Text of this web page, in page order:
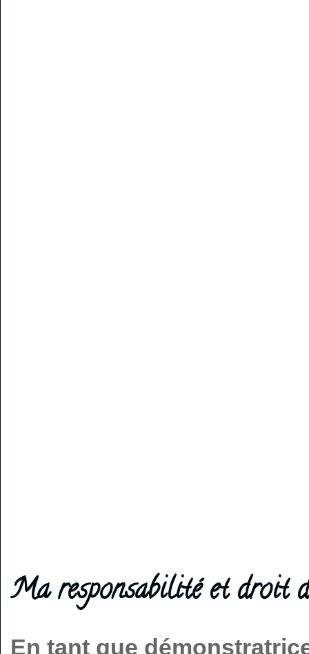
Ma responsabilité et droit
En tant que